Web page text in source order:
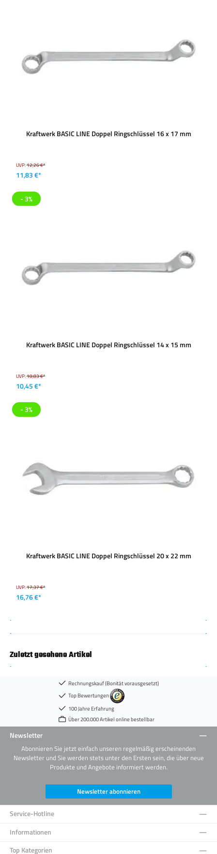
Kraftwerk BASIC LINE Doppel Ringschlüssel 16 x 17 mm
UVP:12,26 €*
11,83 €*
- 3%
Kraftwerk BASIC LINE Doppel Ringschlüssel 14 x 15 mm
UVP:10,83 €*
10,45 €*
- 3%
Kraftwerk BASIC LINE Doppel Ringschlüssel 20 x 22 mm
UVP:17,37 €*
16,76 €*
Zuletzt gesehene Artikel
Rechnungskauf (Bonität vorausgesetzt)
Top Bewertungen
100 Jahre Erfahrung
Über 200.000 Artikel online bestellbar
Newsletter
Abonnieren Sie jetzt einfach unseren regelmäßig erscheinenden
Newsletter und Sie werden stets unter den Ersten sein, die über neue
Produkte und Angebote informiert werden.
Newsletter abonnieren
Service-Hotline
Informationen
Top Kategorien